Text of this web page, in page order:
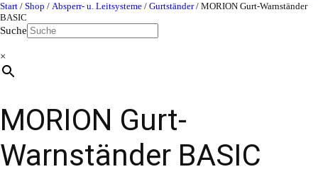
Start / Shop / Absperr- u. Leitsysteme / Gurtständer/ MORION Gurt-Warnständer
BASIC
Suche
×
MORION Gurt-
Warnständer BASIC